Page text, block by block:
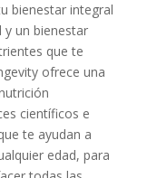
bienestar integral
y un bienestar
que te
ofrece una
científicos e
te ayudan a
edad, para